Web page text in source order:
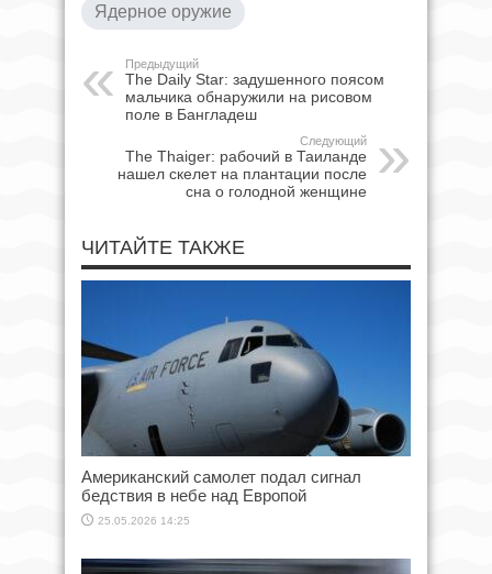
Ядерное оружие
Предыдущий
The Daily Star: задушенного поясом
мальчика обнаружили на рисовом
поле в Бангладеш
Следующий
The Thaiger: рабочий в Таиланде
нашел скелет на плантации после
сна о голодной женщине
ЧИТАЙТЕ ТАКЖЕ
Американский самолет подал сигнал
бедствия в небе над Европой
25.05.2026 14:25